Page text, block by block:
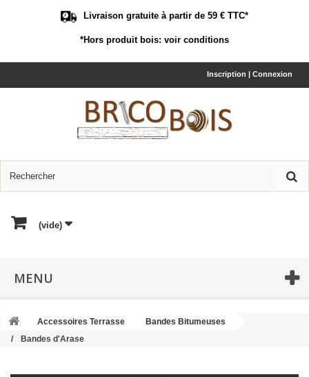
Livraison gratuite à partir de 59 € TTC*
*Hors produit bois: voir conditions
Inscription | Connexion
(vide)
MENU
Accessoires Terrasse
Bandes Bitumeuses
Bandes d'Arase